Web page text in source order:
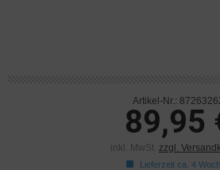
Artikel-Nr.:
89,95
inkl. MwSt. zzgl.
Lieferzeit ca. 4